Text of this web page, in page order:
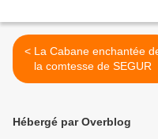
< La Cabane enchantée de
la comtesse de SEGUR
Hébergé par Overblog